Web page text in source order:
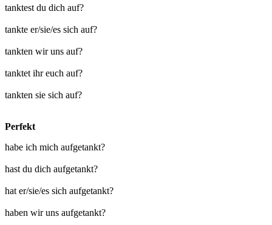
tanktest du dich auf?
tankte er/sie/es sich auf?
tankten wir uns auf?
tanktet ihr euch auf?
tankten sie sich auf?
Perfekt
habe ich mich aufgetankt?
hast du dich aufgetankt?
hat er/sie/es sich aufgetankt?
haben wir uns aufgetankt?